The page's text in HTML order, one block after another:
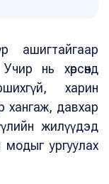
ашигтайгаар
нь хөрсөнд
харин
хангаж, давхар
жилүүдэд
модыг ургуулах